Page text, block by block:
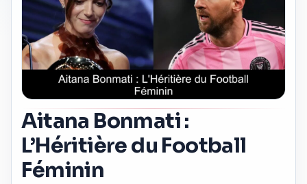
Aitana Bonmati :
L’Héritière du Football
Féminin